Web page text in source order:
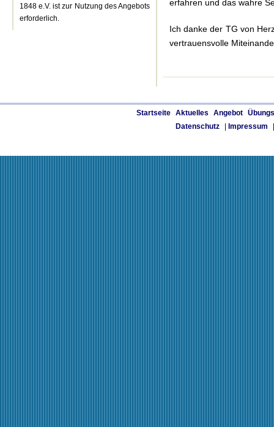
1848 e.V. ist zur Nutzung des Angebots
erforderlich.
erfahren und das wahre
Ich danke der TG von
vertrauensvolle
Startseite Aktuelles Angebot
Datenschutz
Impressum